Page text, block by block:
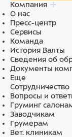
Компания
О нас
Пресс-центр
Сервисы
Команда
История Валты
Сведения об
Документы
Еще
Сотрудничество
Вопросы и
Груминг
Заводчикам
Грумерам
Вет. клиникам